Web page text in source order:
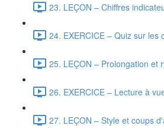
23. LEÇON – Chiffres
24. EXERCICE – Quiz sur les
25. LEÇON – Prolongation et
26. EXERCICE – Lecture à
27. LEÇON – Style et coups